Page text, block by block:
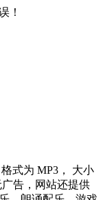
！
格式为 MP3， 大小
告，网站还提供